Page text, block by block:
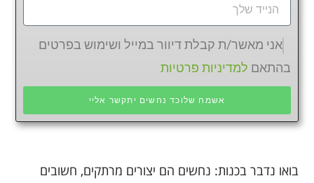
אני מאשר/ת קבלת דיוור במייל ושימוש בפרטים
בהתאם למדיניות פרטיות
אשמח שלוכד נחשים יתקשר אליי
בואו נדבר בכנות: נחשים הם יצורים מרתקים, חשובים